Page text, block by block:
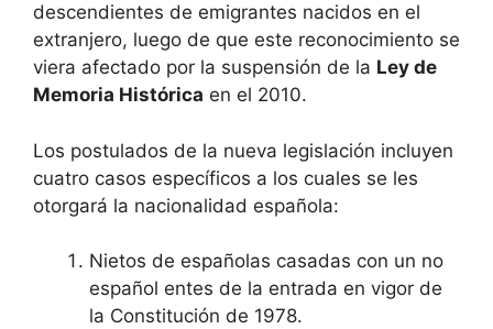
descendientes de emigrantes nacidos en el
extranjero, luego de que este reconocimiento se
viera afectado por la suspensión de la Ley de
Memoria Histórica en el 2010.
Los postulados de la nueva legislación incluyen
cuatro casos específicos a los cuales se les
otorgará la nacionalidad española:
Nietos de españolas casadas con un no
español entes de la entrada en vigor de
la Constitución de 1978.